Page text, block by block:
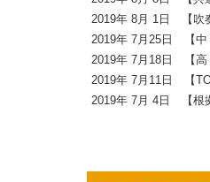
2019年 8月 1日 【吹
2019年 7月25日 【中
2019年 7月18日 【高
2019年 7月11日 【
2019年 7月 4日 【根